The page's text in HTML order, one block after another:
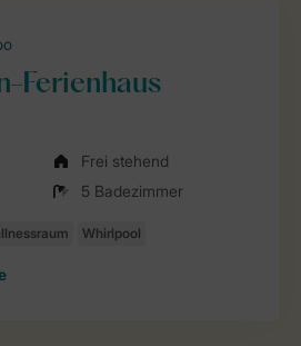
Ferienhaus
Frei stehend
5 Badezimmer